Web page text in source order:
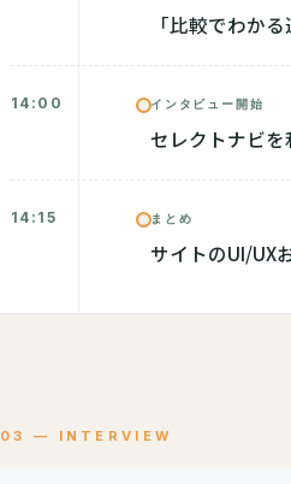
「比較でわか
14:00 インタビュー開始
セレクトナビを
14:15 まとめ
サイトのUI/UX
03 — INTERVIEW